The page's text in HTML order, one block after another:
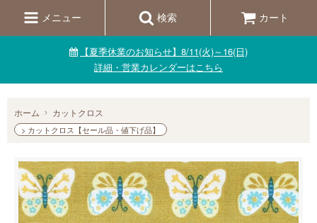
メニュー 検索 カート
【夏季休業のお知らせ】8/11(火)～16(日)
詳細・営業カレンダーはこちら
ホーム カットクロス
> カットクロス【セール品・値下げ品】